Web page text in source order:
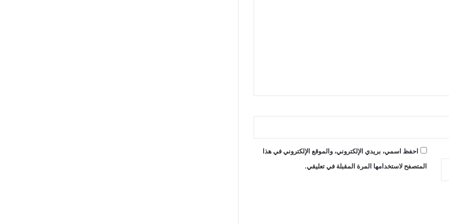
احفظ اسمي، بريدي الإلكتروني، والموقع الإلكتروني في هذا
المتصفح لاستخدامها المرة المقبلة في تعليقي.